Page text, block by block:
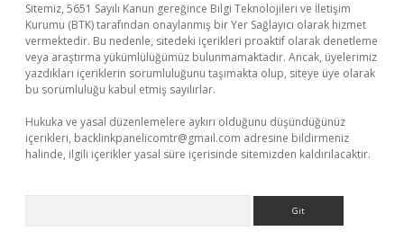
Sitemiz, 5651 Sayılı Kanun gereğince Bilgi Teknolojileri ve İletişim
Kurumu (BTK) tarafından onaylanmış bir Yer Sağlayıcı olarak hizmet
vermektedir. Bu nedenle, sitedeki içerikleri proaktif olarak denetleme
veya araştırma yükümlülüğümüz bulunmamaktadır. Ancak, üyelerimiz
yazdıkları içeriklerin sorumluluğunu taşımakta olup, siteye üye olarak
bu sorumluluğu kabul etmiş sayılırlar.
Hukuka ve yasal düzenlemelere aykırı olduğunu düşündüğünüz
içerikleri, backlinkpanelicomtr@gmail.com adresine bildirmeniz
halinde, ilgili içerikler yasal süre içerisinde sitemizden kaldırılacaktır.